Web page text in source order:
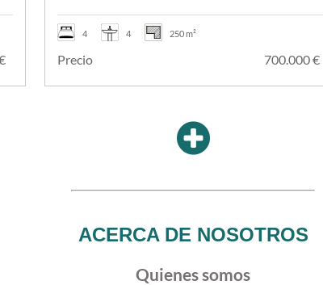
4 4 250 m²
Precio 700.000 €
ACERCA DE NOSOTROS
Quienes somos